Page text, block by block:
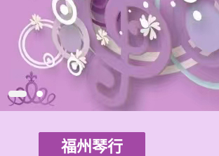
福州琴行